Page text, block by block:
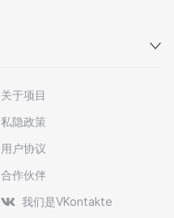
关于项目
私隐政策
用户协议
合作伙伴
我们是VKontakte